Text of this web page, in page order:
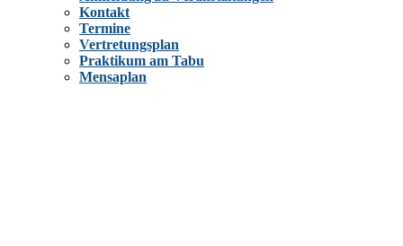
Kontakt
Termine
Vertretungsplan
Praktikum am Tabu
Mensaplan